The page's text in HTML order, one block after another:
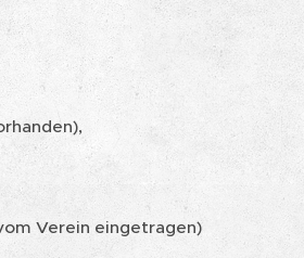
Verein eingetragen)